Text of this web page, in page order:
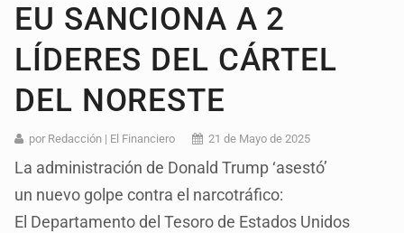
EU SANCIONA A 2
LÍDERES DEL CÁRTEL
DEL NORESTE
por Redacción | El Financiero 21 de Mayo de 2025
La administración de Donald Trump ‘asestó’
un nuevo golpe contra el narcotráfico:
El Departamento del Tesoro de Estados Unidos